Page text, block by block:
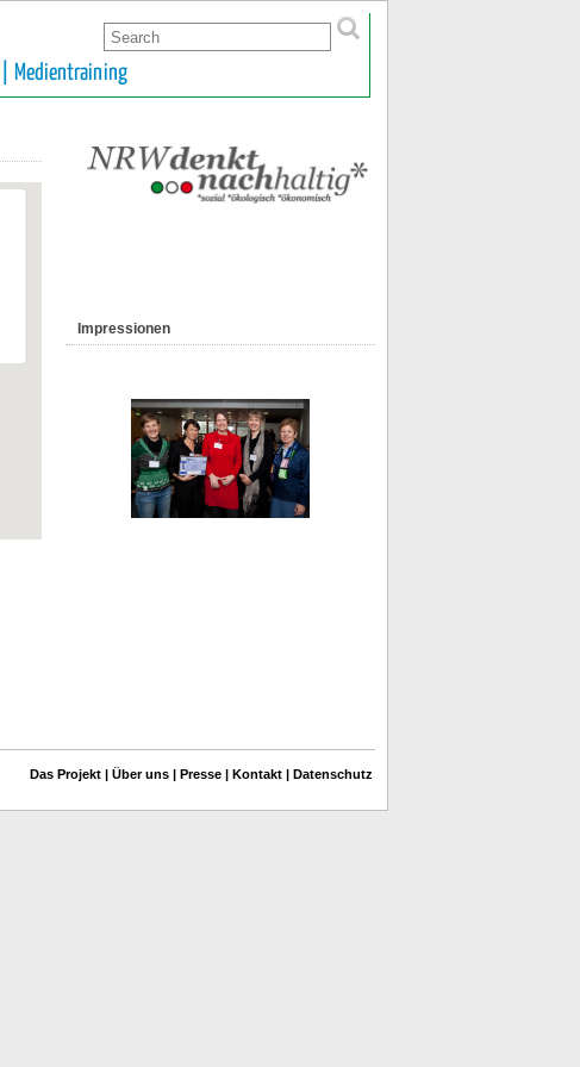
Medientraining
Impressionen
Das Projekt | Über uns | Presse | Kontakt | Datenschutz